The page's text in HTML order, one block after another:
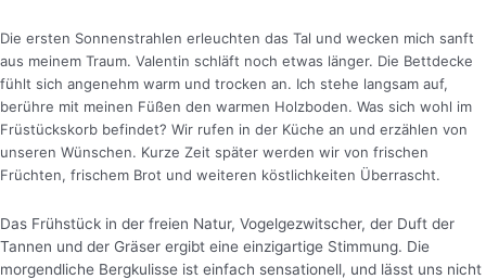
Die ersten Sonnenstrahlen erleuchten das Tal und wecken mich sanft
aus meinem Traum. Valentin schläft noch etwas länger. Die Bettdecke
fühlt sich angenehm warm und trocken an. Ich stehe langsam auf,
berühre mit meinen Füßen den warmen Holzboden. Was sich wohl im
Früstückskorb befindet? Wir rufen in der Küche an und erzählen von
unseren Wünschen. Kurze Zeit später werden wir von frischen
Früchten, frischem Brot und weiteren köstlichkeiten Überrascht.
Das Frühstück in der freien Natur, Vogelgezwitscher, der Duft der
Tannen und der Gräser ergibt eine einzigartige Stimmung. Die
morgendliche Bergkulisse ist einfach sensationell, und lässt uns nicht